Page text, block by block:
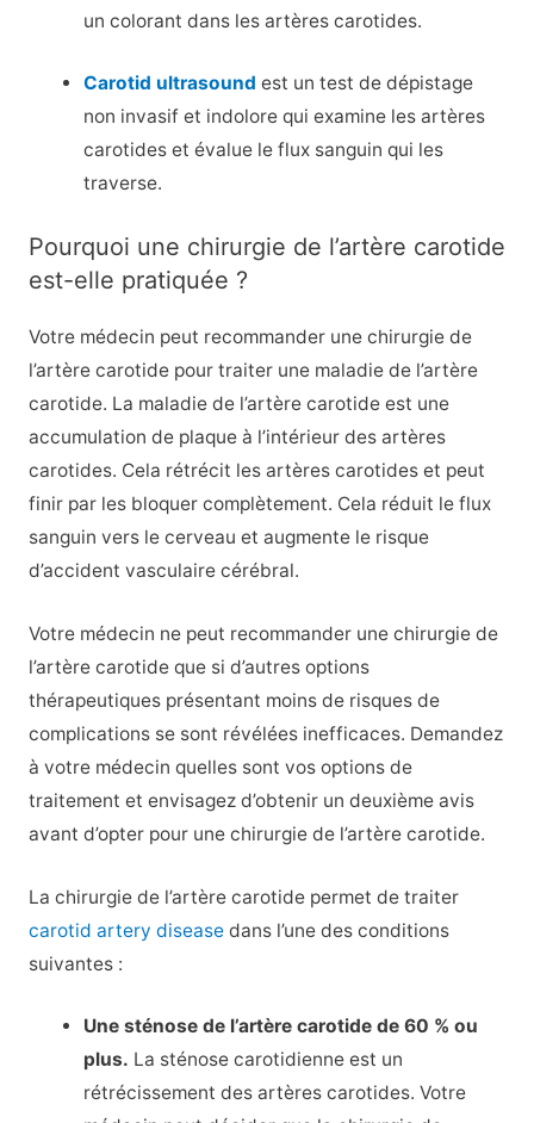
un colorant dans les artères carotides.
Carotid ultrasound est un test de dépistage
non invasif et indolore qui examine les artères
carotides et évalue le flux sanguin qui les
traverse.
Pourquoi une chirurgie de l’artère carotide
est-elle pratiquée ?
Votre médecin peut recommander une chirurgie de
l’artère carotide pour traiter une maladie de l’artère
carotide. La maladie de l’artère carotide est une
accumulation de plaque à l’intérieur des artères
carotides. Cela rétrécit les artères carotides et peut
finir par les bloquer complètement. Cela réduit le flux
sanguin vers le cerveau et augmente le risque
d’accident vasculaire cérébral.
Votre médecin ne peut recommander une chirurgie de
l’artère carotide que si d’autres options
thérapeutiques présentant moins de risques de
complications se sont révélées inefficaces. Demandez
à votre médecin quelles sont vos options de
traitement et envisagez d’obtenir un deuxième avis
avant d’opter pour une chirurgie de l’artère carotide.
La chirurgie de l’artère carotide permet de traiter
carotid artery diseasedans l’une des conditions
suivantes :
Une sténose de l’artère carotide de 60 % ou
plus. La sténose carotidienne est un
rétrécissement des artères carotides. Votre